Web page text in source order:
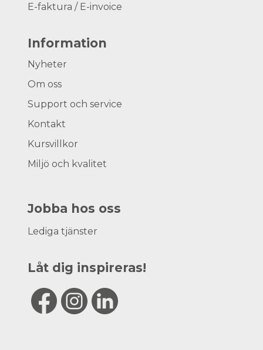
E-faktura / E-invoice
Information
Nyheter
Om oss
Support och service
Kontakt
Kursvillkor
Miljö och kvalitet
Jobba hos oss
Lediga tjänster
Låt dig inspireras!